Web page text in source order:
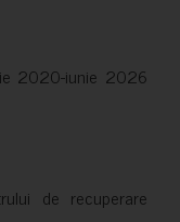
2020-iunie 2026
de recuperare